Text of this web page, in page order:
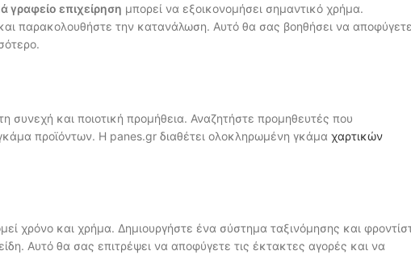
γραφείο επιχείρηση μπορεί να εξοικονομήσει σημαντικό χρήμα.
παρακολουθήστε την κατανάλωση. Αυτό θα σας βοηθήσει να
συνεχή και ποιοτική προμήθεια. Αναζητήστε προμηθευτές που
προϊόντων. Η panes.gr διαθέτει ολοκληρωμένη γκάμα χαρτικών
χρόνο και χρήμα. Δημιουργήστε ένα σύστημα ταξινόμησης και
Αυτό θα σας επιτρέψει να αποφύγετε τις έκτακτες αγορές και να